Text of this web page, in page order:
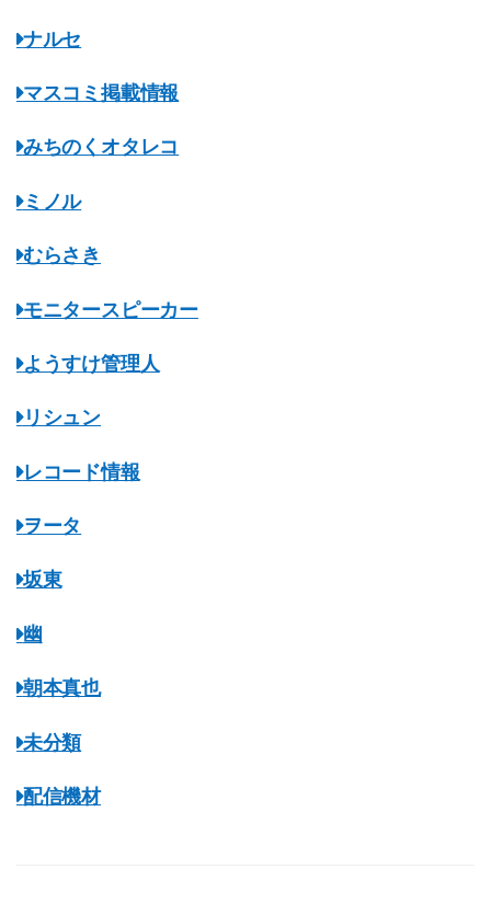
ナルセ
マスコミ掲載情報
みちのくオタレコ
ミノル
むらさき
モニタースピーカー
ようすけ管理人
リシュン
レコード情報
ヲータ
坂東
幽
朝本真也
未分類
配信機材